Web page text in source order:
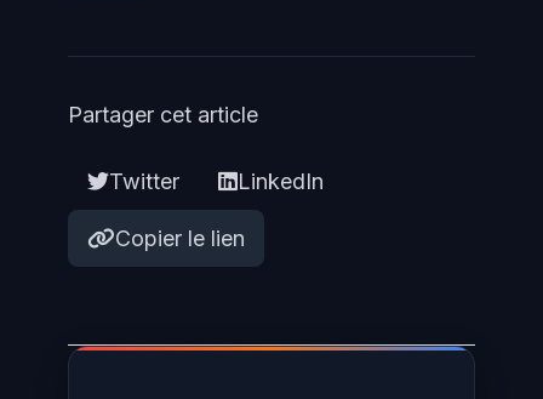
Partager cet article
Twitter LinkedIn
Copier le lien